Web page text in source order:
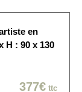
en
la verrière
en
H : 90 x 130
377€ ttc